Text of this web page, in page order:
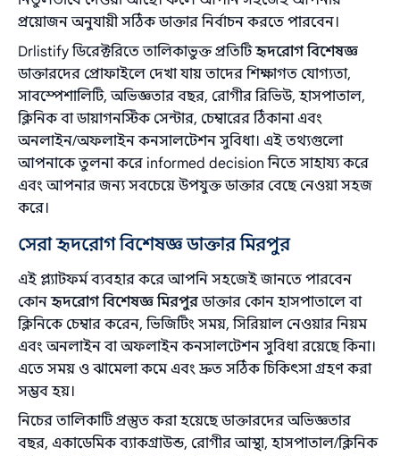
প্রয়োজন অনুযায়ী সঠিক ডাক্তার নির্বাচন করতে পারবেন।
Drlistify ডিরেক্টরিতে তালিকাভুক্ত প্রতিটিহৃদরোগ বিশেষজ্ঞ
ডাক্তারদের প্রোফাইলে দেখা যায় তাদের শিক্ষাগত যোগ্যতা,
সাবস্পেশালিটি, অভিজ্ঞতার বছর, রোগীর রিভিউ, হাসপাতাল,
ক্লিনিক বা ডায়াগনস্টিক সেন্টার, চেম্বারের ঠিকানা এবং
অনলাইন/অফলাইন কনসালটেশন সুবিধা। এই তথ্যগুলো
আপনাকে তুলনা করে informed decision নিতে সাহায্য করে
এবং আপনার জন্য সবচেয়ে উপযুক্ত ডাক্তার বেছে নেওয়া সহজ
করে।
সেরা হৃদরোগ বিশেষজ্ঞ ডাক্তার মিরপুর
এই প্ল্যাটফর্ম ব্যবহার করে আপনি সহজেই জানতে পারবেন
কোনহৃদরোগ বিশেষজ্ঞ মিরপুরডাক্তার কোন হাসপাতালে বা
ক্লিনিকে চেম্বার করেন, ভিজিটিং সময়, সিরিয়াল নেওয়ার নিয়ম
এবং অনলাইন বা অফলাইন কনসালটেশন সুবিধা রয়েছে কিনা।
এতে সময় ও ঝামেলা কমে এবং দ্রুত সঠিক চিকিৎসা গ্রহণ করা
সম্ভব হয়।
নিচের তালিকাটি প্রস্তুত করা হয়েছে ডাক্তারদের অভিজ্ঞতার
বছর, একাডেমিক ব্যাকগ্রাউন্ড, রোগীর আস্থা, হাসপাতাল/ক্লিনিক